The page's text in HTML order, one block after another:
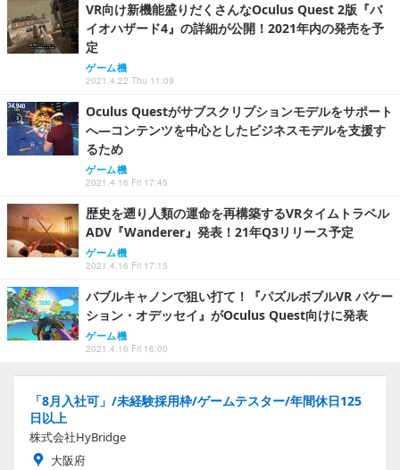
VR向け新機能盛りだくさんなOculus Quest 2版『バ
イオハザード4』の詳細が公開！2021年内の発売を予
定
ゲーム機
2021.4.22 Thu 11:09
Oculus Questがサブスクリプションモデルをサポート
へ―コンテンツを中心としたビジネスモデルを支援す
るため
ゲーム機
2021.4.16 Fri 17:45
歴史を遡り人類の運命を再構築するVRタイムトラベル
ADV『Wanderer』発表！21年Q3リリース予定
ゲーム機
2021.4.16 Fri 17:15
バブルキャノンで狙い打て！『パズルボブルVR バケー
ション・オデッセイ』がOculus Quest向けに発表
ゲーム機
2021.4.16 Fri 16:00
「8月入社可」/未経験採用枠/ゲームテスター/年間休日125
日以上
株式会社HyBridge
大阪府